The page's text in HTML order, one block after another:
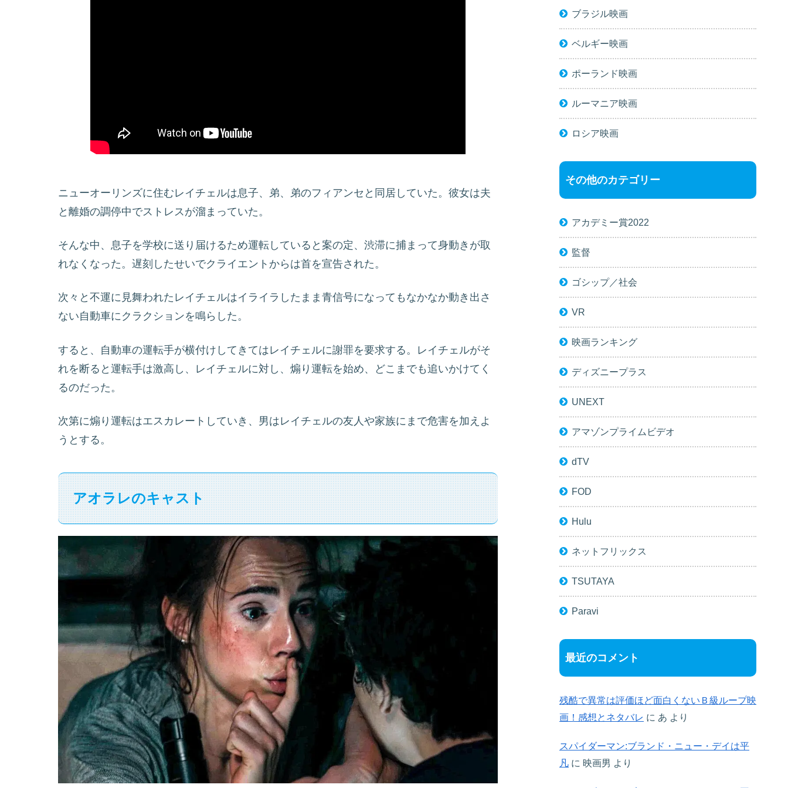
ニューオーリンズに住むレイチェルは息子、弟、弟のフィアンセと同居していた。彼女は夫
と離婚の調停中でストレスが溜まっていた。
そんな中、息子を学校に送り届けるため運転していると案の定、渋滞に捕まって身動きが取
れなくなった。遅刻したせいでクライエントからは首を宣告された。
次々と不運に見舞われたレイチェルはイライラしたまま青信号になってもなかなか動き出さ
ない自動車にクラクションを鳴らした。
すると、自動車の運転手が横付けしてきてはレイチェルに謝罪を要求する。レイチェルがそ
れを断ると運転手は激高し、レイチェルに対し、煽り運転を始め、どこまでも追いかけてく
るのだった。
次第に煽り運転はエスカレートしていき、男はレイチェルの友人や家族にまで危害を加えよ
うとする。
アオラレのキャスト
ブラジル映画
ベルギー映画
ポーランド映画
ルーマニア映画
ロシア映画
その他のカテゴリー
アカデミー賞2022
監督
ゴシップ／社会
VR
映画ランキング
ディズニープラス
UNEXT
アマゾンプライムビデオ
dTV
FOD
Hulu
ネットフリックス
TSUTAYA
Paravi
最近のコメント
残酷で異常は評価ほど面白くないＢ級ループ映
画！感想とネタバレ に あ より
スパイダーマン:ブランド・ニュー・デイは平
凡 に 映画男 より